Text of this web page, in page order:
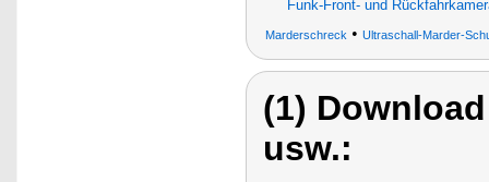
Funk-Front- und
Marderschreck • Ultraschall-Marder-
(1)
usw.: